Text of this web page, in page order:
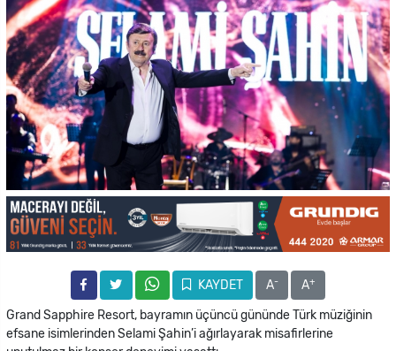
KAYDET A- A+
Grand Sapphire Resort, bayramın üçüncü gününde Türk müziğinin
efsane isimlerinden Selami Şahin’i ağırlayarak misafirlerine